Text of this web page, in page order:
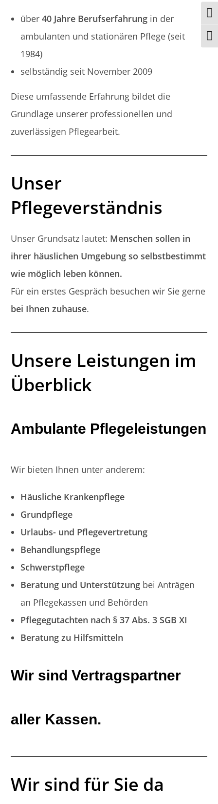
über40 Jahre Berufserfahrung in der
ambulanten und stationären Pflege (seit
1984)
selbständig seit November 2009
Diese umfassende Erfahrung bildet die
Grundlage unserer professionellen und
zuverlässigen Pflegearbeit.
Unser
Pflegeverständnis
Unser Grundsatz lautet: Menschen sollen in
ihrer häuslichen Umgebung so selbstbestimmt
wie möglich leben können.
Für ein erstes Gespräch besuchen wir Sie gerne
bei Ihnen zuhause.
Unsere Leistungen im
Überblick
Ambulante Pflegeleistungen
Wir bieten Ihnen unter anderem:
Häusliche Krankenpflege
Grundpflege
Urlaubs- und Pflegevertretung
Behandlungspflege
Schwerstpflege
Beratung und Unterstützung bei Anträgen
an Pflegekassen und Behörden
Pflegegutachten nach § 37 Abs. 3 SGB XI
Beratung zu Hilfsmitteln
Wir sindVertragspartner
aller Kassen.
Wir sind für Sie da